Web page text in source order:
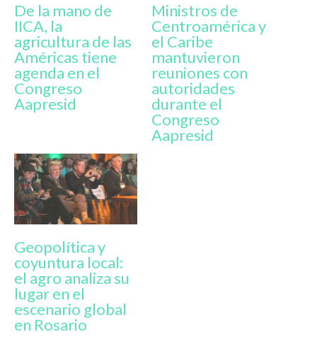
De la mano de
IICA, la
agricultura de las
Américas tiene
agenda en el
Congreso
Aapresid
Ministros de
Centroamérica y
el Caribe
mantuvieron
reuniones con
autoridades
durante el
Congreso
Aapresid
Geopolítica y
coyuntura local:
el agro analiza su
lugar en el
escenario global
en Rosario